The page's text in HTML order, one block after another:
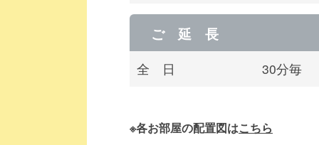
ご 延 長
全 日 30分毎
※各お部屋の配置図はこちら